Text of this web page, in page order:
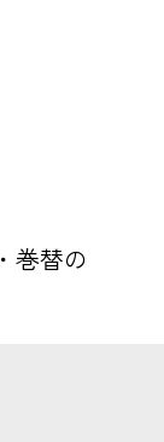
巻替の